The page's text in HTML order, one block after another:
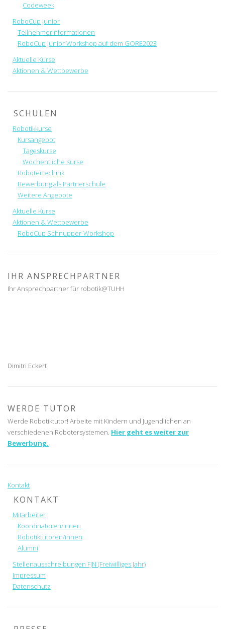
Codeweek
RoboCup Junior
Teilnehmerinformationen
RoboCup Junior Workshop auf dem GORE2023
Aktuelle Kurse
Aktionen & Wettbewerbe
SCHULEN
Robotikkurse
Kursangebot
Tageskurse
Wöchentliche Kurse
Robotertechnik
Bewerbung als Partnerschule
Weitere Angebote
Aktuelle Kurse
Aktionen & Wettbewerbe
RoboCup Schnupper-Workshop
IHR ANSPRECHPARTNER
Ihr Ansprechpartner für robotik@TUHH
Dimitri Eckert
WERDE TUTOR
Werde Robotiktutor! Arbeite mit Kindern und Jugendlichen an
verschiedenen Robotersystemen. Hier geht es weiter zur
Bewerbung.
Kontakt
KONTAKT
Mitarbeiter
Koordinatoren/innen
Robotiktutoren/innen
Alumni
Stellenausschreibungen FJN (Freiwilliges Jahr)
Impressum
Datenschutz